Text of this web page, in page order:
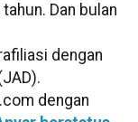
Dan bulan
dengan
dengan